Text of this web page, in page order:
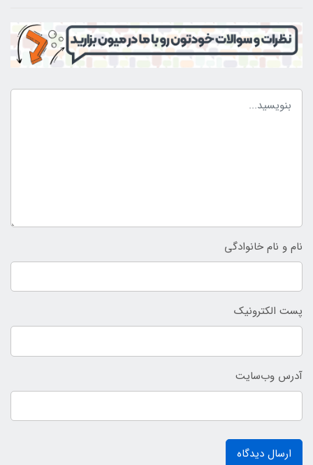
نام و نام خانوادگی
پست الکترونیک
آدرس وب‌سایت
ارسال دیدگاه